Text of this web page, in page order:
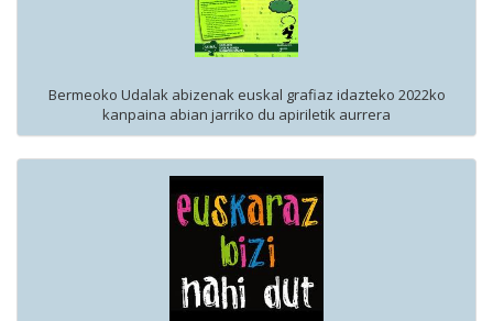
Bermeoko Udalak abizenak euskal grafiaz idazteko 2022ko
kanpaina abian jarriko du apiriletik aurrera